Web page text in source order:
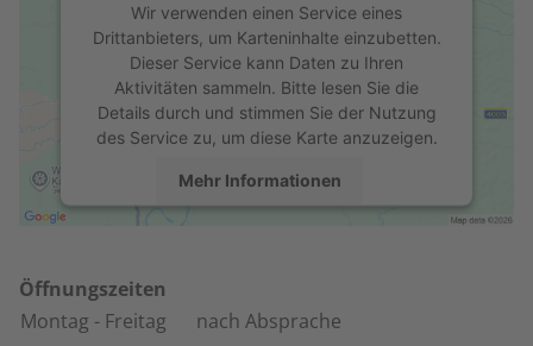
Wir verwenden einen Service eines
Drittanbieters, um Karteninhalte einzubetten.
Dieser Service kann Daten zu Ihren
Aktivitäten sammeln. Bitte lesen Sie die
Details durch und stimmen Sie der Nutzung
des Service zu, um diese Karte anzuzeigen.
Mehr Informationen
powered by
Management Platform
Öffnungszeiten
Montag - Freitag nach Absprache